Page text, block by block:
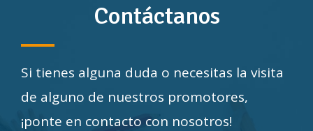
Contáctanos
Si tienes alguna duda o necesitas la visita
de alguno de nuestros promotores,
¡ponte en contacto con nosotros!